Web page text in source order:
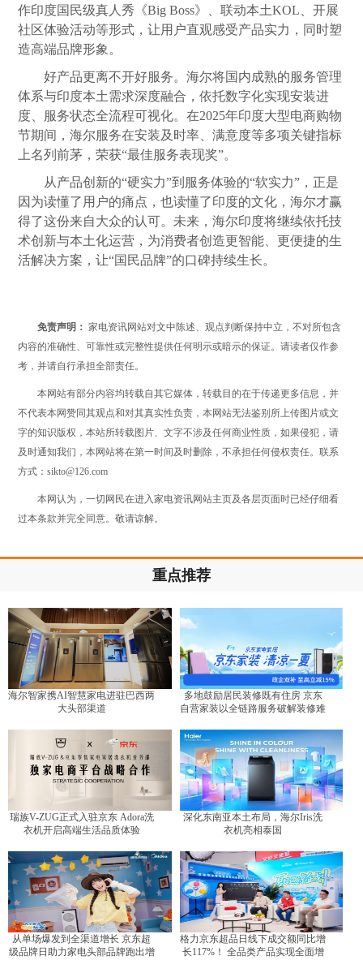
作印度国民级真人秀《Big Boss》、联动本土KOL、开展
社区体验活动等形式，让用户直观感受产品实力，同时塑
造高端品牌形象。
好产品更离不开好服务。海尔将国内成熟的服务管理
体系与印度本土需求深度融合，依托数字化实现安装进
度、服务状态全流程可视化。在2025年印度大型电商购物
节期间，海尔服务在安装及时率、满意度等多项关键指标
上名列前茅，荣获“最佳服务表现奖”。
从产品创新的“硬实力”到服务体验的“软实力”，正是
因为读懂了用户的痛点，也读懂了印度的文化，海尔才赢
得了这份来自大众的认可。未来，海尔印度将继续依托技
术创新与本土化运营，为消费者创造更智能、更便捷的生
活解决方案，让“国民品牌”的口碑持续生长。
免责声明： 家电资讯网站对文中陈述、观点判断保持中立，不对所包含
内容的准确性、可靠性或完整性提供任何明示或暗示的保证。请读者仅作参
考，并请自行承担全部责任。
本网站有部分内容均转载自其它媒体，转载目的在于传递更多信息，并
不代表本网赞同其观点和对其真实性负责，本网站无法鉴别所上传图片或文
字的知识版权，本站所转载图片、文字不涉及任何商业性质，如果侵犯，请
及时通知我们，本网站将在第一时间及时删除，不承担任何侵权责任。联系
方式：sikto@126.com
本网认为，一切网民在进入家电资讯网站主页及各层页面时已经仔细看
过本条款并完全同意。敬请谅解。
重点推荐
海尔智家携AI智慧家电进驻巴西两
大头部渠道
多地鼓励居民装修既有住房 京东
自营家装以全链路服务破解装修难
瑞族V-ZUG正式入驻京东 Adora洗
衣机开启高端生活品质体验
深化东南亚本土布局，海尔Iris洗
衣机亮相泰国
从单场爆发到全渠道增长 京东超
级品牌日助力家电头部品牌跑出增
格力京东超品日线下成交额同比增
长117%！ 全品类产品实现全面增